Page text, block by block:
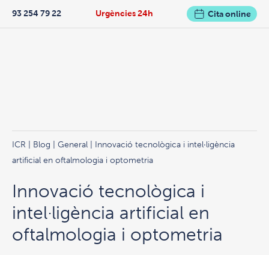
Urgències 24h
93 254 79 22 Cita online
ICR Blog General | Innovació tecnològica i intel·ligència
artificial en oftalmologia i optometria
Innovació tecnològica i
intel·ligència artificial en
oftalmologia i optometria